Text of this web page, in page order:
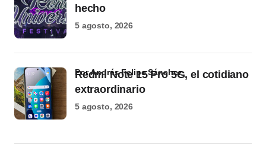
hecho
5 agosto, 2026
Redmi Note 15 Pro 5G, el cotidiano
extraordinario
por Andrés Felipe Sánchez
5 agosto, 2026